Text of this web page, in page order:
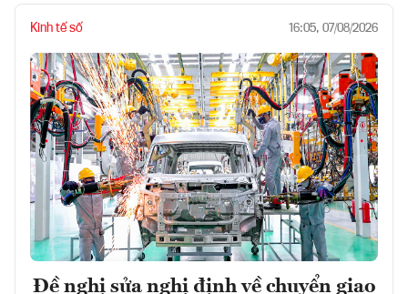
Kinh tế số 16:05, 07/08/2026
Đề nghị sửa nghị định về chuyển giao